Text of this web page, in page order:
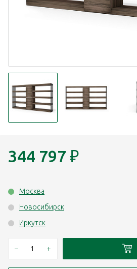
344 797 ₽
Москва
Новосибирск
Иркутск
– +